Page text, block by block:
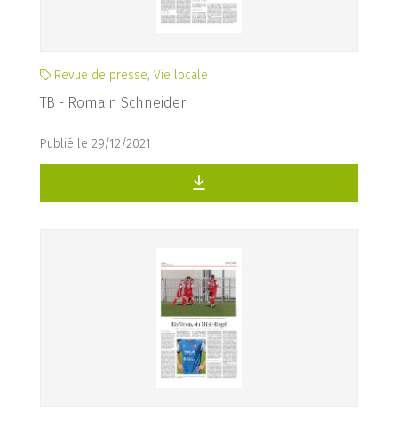
Revue de presse, Vie locale
TB - Romain Schneider
Publié le 29/12/2021